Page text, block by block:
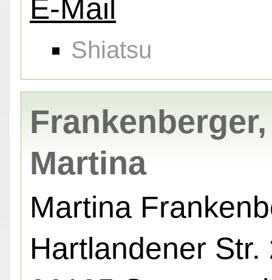
E-Mail
Shiatsu
Frankenberger,
Martina
Martina
Hartlandener Str.